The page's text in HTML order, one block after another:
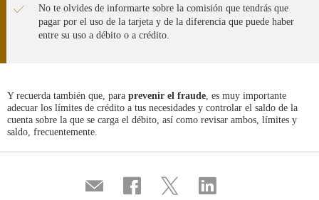
No te olvides de informarte sobre la comisión que tendrás que
pagar por el uso de la tarjeta y de la diferencia que puede haber
entre su uso a débito o a crédito.
Y recuerda también que, para prevenir el fraude, es muy importante
adecuar los límites de crédito a tus necesidades y controlar el saldo de la
cuenta sobre la que se carga el débito, así como revisar ambos, límites y
saldo, frecuentemente.
Compartir
por
Compartir
en
Compartir
en
Compartir
en